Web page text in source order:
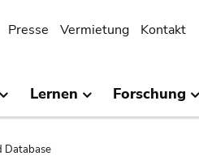
Presse Vermietung Kontakt
Lernen Forschung
Database